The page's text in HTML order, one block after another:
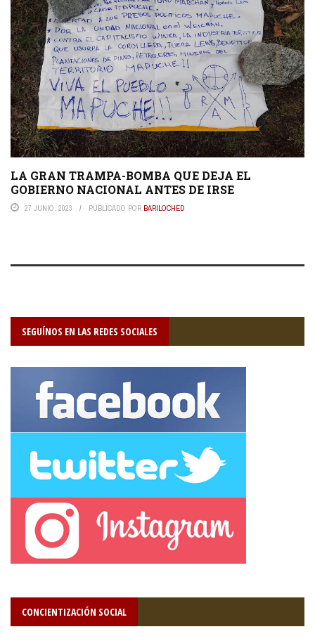
LA GRAN TRAMPA-BOMBA QUE DEJA EL
GOBIERNO NACIONAL ANTES DE IRSE
27 JUNIO, 2023 PUBLICADO POR BARILOCHED
SEGUÍNOS EN LAS REDES SOCIALES
CONCIENTIZACIÓN SOCIAL